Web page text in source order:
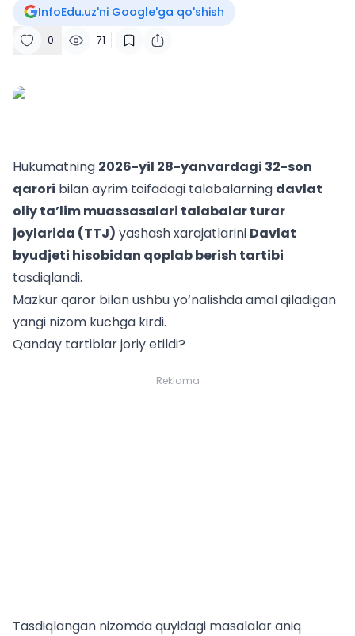
InfoEdu.uz'ni Google'ga qo'shish
0 71
Hukumatning 2026-yil 28-yanvardagi 32-son
qarori bilan ayrim toifadagi talabalarning davlat
oliy ta’lim muassasalari talabalar turar
joylarida (TTJ) yashash xarajatlarini Davlat
byudjeti hisobidan qoplab berish tartibi
tasdiqlandi.
Mazkur qaror bilan ushbu yo‘nalishda amal qiladigan
yangi nizom kuchga kirdi.
Qanday tartiblar joriy etildi?
Reklama
Tasdiqlangan nizomda quyidagi masalalar aniq